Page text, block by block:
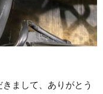
まして、ありがとう